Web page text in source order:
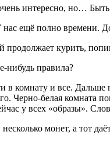
интересно, но…
ещё полно времени.
продолжает курить,
правила?
в комнату и все.
Черно-белая комната
у всех «образы».
монет, а тот